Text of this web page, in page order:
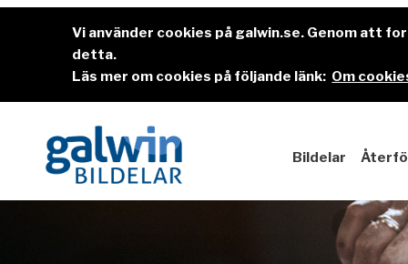
Vi använder cookies på galwin.se. Genom att
detta.
Läs mer om cookies på följande länk: Om
Bildelar